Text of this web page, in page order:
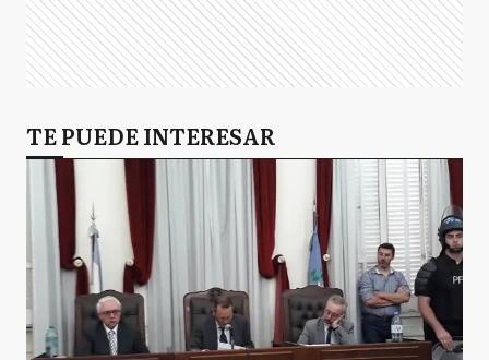
TE PUEDE INTERESAR